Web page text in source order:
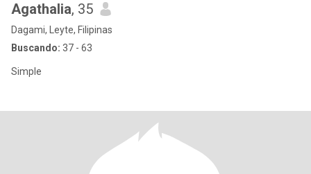
Agathalia, 35
Dagami, Leyte, Filipinas
Buscando: 37 - 63
Simple